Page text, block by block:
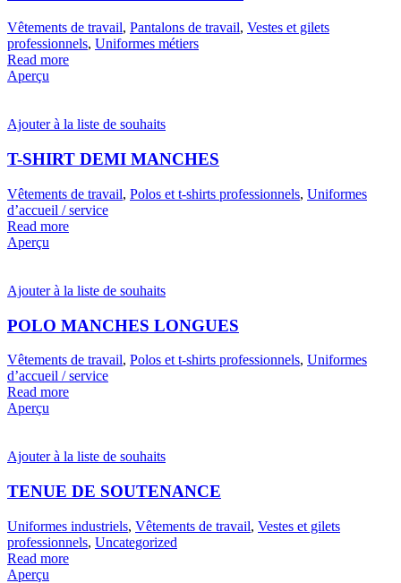
Vêtements de travail, Pantalons de travail, Vestes et gilets
professionnels, Uniformes métiers
Read more
Aperçu
Ajouter à la liste de souhaits
T-SHIRT DEMI MANCHES
Vêtements de travail, Polos et t-shirts professionnels, Uniformes
d’accueil / service
Read more
Aperçu
Ajouter à la liste de souhaits
POLO MANCHES LONGUES
Vêtements de travail, Polos et t-shirts professionnels, Uniformes
d’accueil / service
Read more
Aperçu
Ajouter à la liste de souhaits
TENUE DE SOUTENANCE
Uniformes industriels, Vêtements de travail, Vestes et gilets
professionnels, Uncategorized
Read more
Aperçu